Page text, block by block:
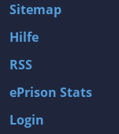
Sitemap
Hilfe
RSS
ePrison Stats
Login